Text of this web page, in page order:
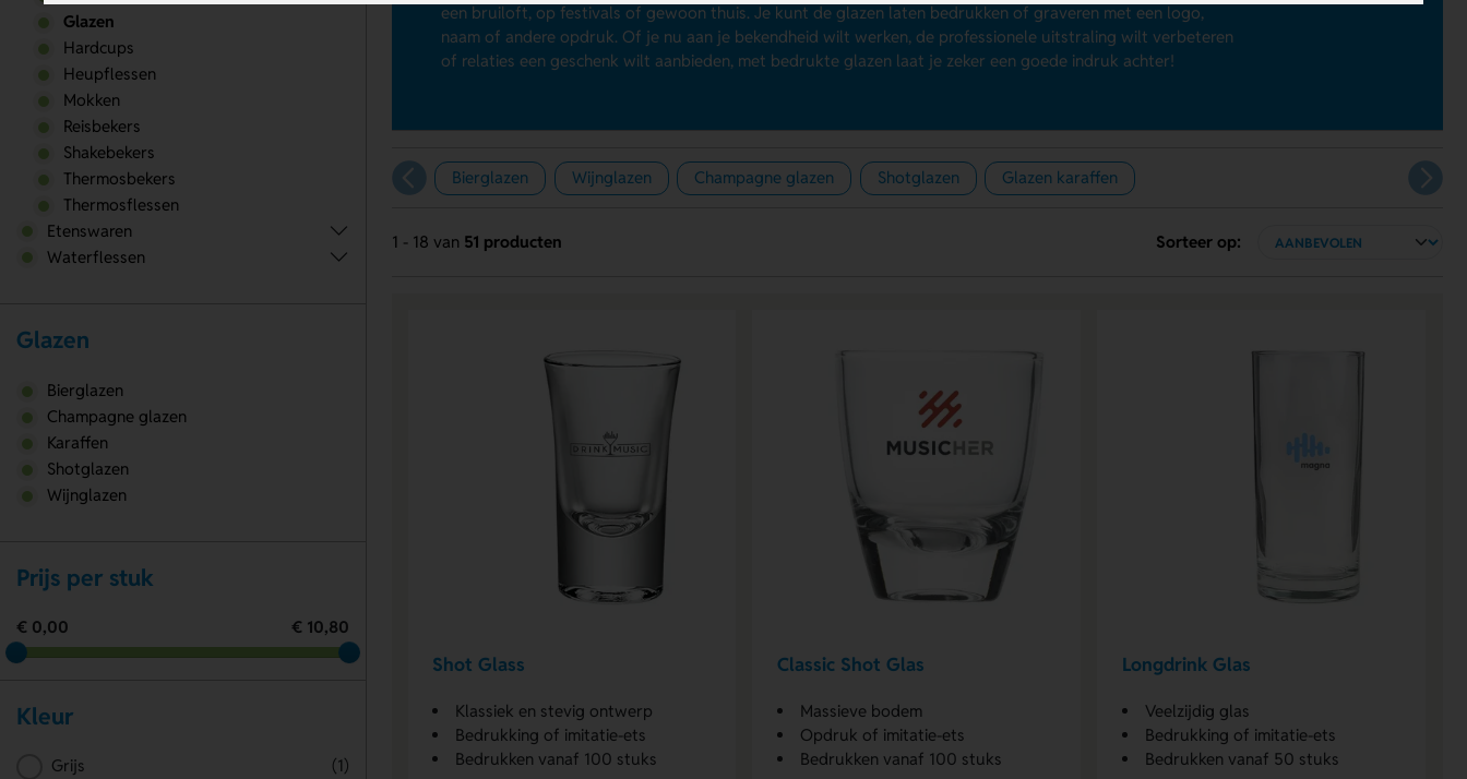
een bruiloft, op festivals of gewoon thuis. Je kunt de glazen laten bedrukken of graveren met een logo,
naam of andere opdruk. Of je nu aan je bekendheid wilt werken, de professionele uitstraling wilt verbeteren
of relaties een geschenk wilt aanbieden, met bedrukte glazen laat je zeker een goede indruk achter!
Bierglazen Wijnglazen Champagne glazen Shotglazen Glazen karaffen
1 - 18 van 51 producten Sorteer op:
Shot Glass
Klassiek en stevig ontwerp
Bedrukking of imitatie-ets
Bedrukken vanaf 100 stuks
Classic Shot Glas
Massieve bodem
Opdruk of imitatie-ets
Bedrukken vanaf 100 stuks
Longdrink Glas
Veelzijdig glas
Bedrukking of imitatie-ets
Bedrukken vanaf 50 stuks
Glazen
Hardcups
Heupflessen
Mokken
Reisbekers
Shakebekers
Thermosbekers
Thermosflessen
Etenswaren
Waterflessen
Glazen
Bierglazen
Champagne glazen
Karaffen
Shotglazen
Wijnglazen
Prijs per stuk
€ 0,00 € 10,80
Kleur
Grijs
(1)